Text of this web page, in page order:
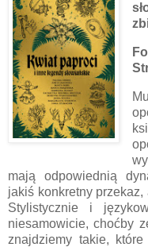
mają odpowiednią
jakiś konkretny przekaz,
Stylistycznie i
niesamowicie, choćby
znajdziemy takie,